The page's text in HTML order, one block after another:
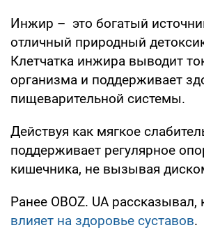
Инжир – это богатый
отличный природный
Клетчатка инжира выводит
организма и поддерживает
пищеварительной системы.
Действуя как мягкое
поддерживает регулярное
кишечника, не вызывая
Ранее OBOZ. UA рассказывал,
влияет на здоровье суставов.